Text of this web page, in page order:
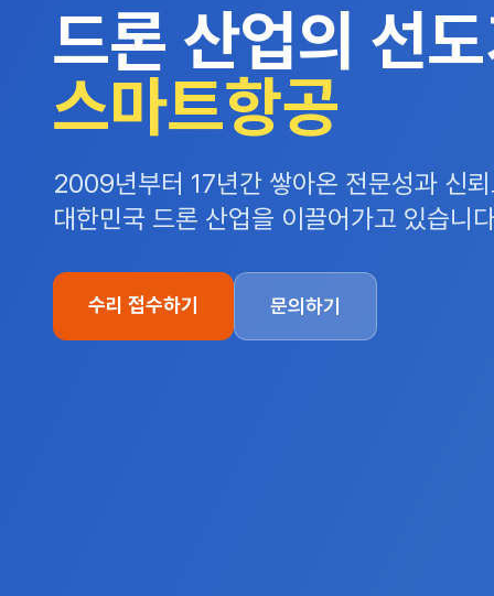
드론 산업의 선
스마트항공
2009년부터 17년간 쌓아온 전문성과 신
대한민국 드론 산업을 이끌어가고 있습니
수리 접수하기 문의하기